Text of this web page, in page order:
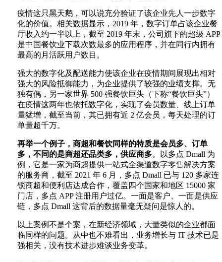
疫情这只黑天鹅，可以说充分验证了该企业先人一步数字
化的价值。相关数据显示，2019 年，数字订单占该企业餐
厅收入约一半以上，截至 2019 年末，公司旗下的超级 APP
是中国餐饮业下载次数最多的应用程序，并在同行内拥有
最高的月活跃用户数目。
强大的数字化及配送能力使该企业在疫情期间展现出相对
强大的风险抵御能力，为企业提供了较强的业绩支撑。无
独有偶，另一家世界 500 强餐饮巨头（下称“餐饮巨头”）
在疫情这两年也依托数字化，实现了会员数量、线上订单
量猛增，截至当前，其已拥有近 2 亿会员，每天处理的订
单量超千万。
再举一个例子，商超和餐饮同样的特质是会员多、订单
多，不同的是商超还品类多，供应商多。以多点 Dmall 为
例，它是一家为商超提供一站式全渠道数字零售解决方案
的服务商，截至 2021 年 6 月，多点 Dmall 已与 120 多家连
锁商超和便利店达成合作，覆盖四个国家和地区 15000 家
门店，多点 APP 注册用户过亿。一面是客户、一面是供应
链，多点 Dmall 这背后的数据量毫无疑问是惊人的。
以上案例不是个案，在新经济领域，大量类似的企业都面
临同样的问题。从中也不难看出，业务增长与 IT 技术已是
强相关，没有技术进步难谈业务变革。